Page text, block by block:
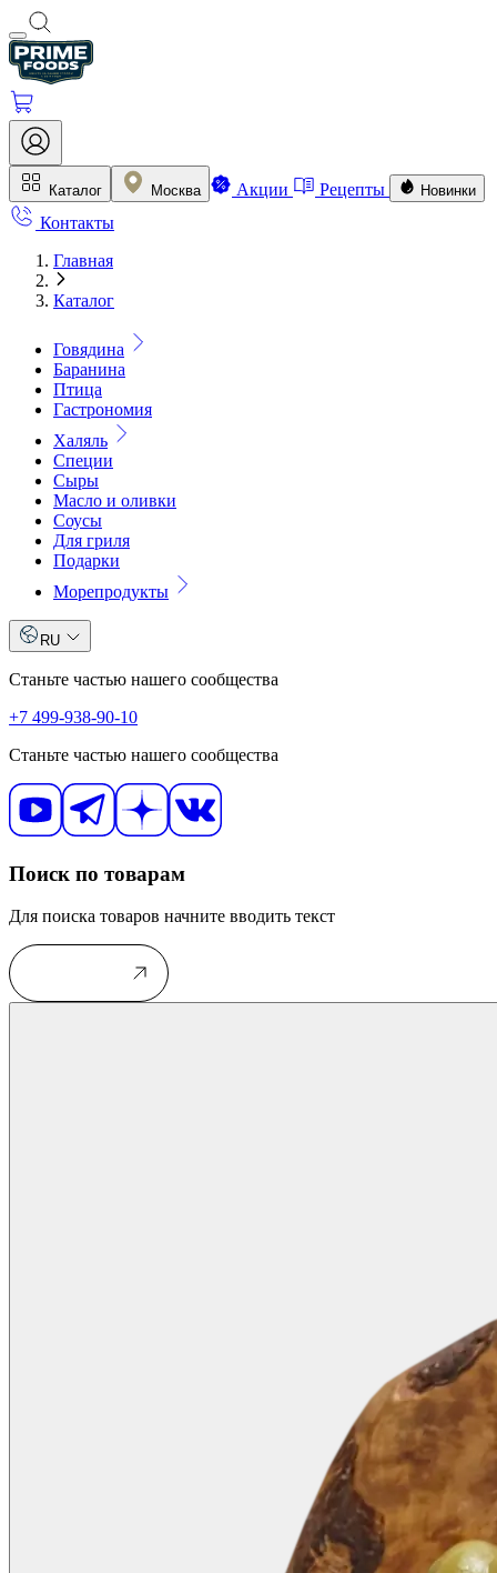
Каталог Москва Акции Рецепты Новинки
Контакты
Главная
Каталог
Говядина
Баранина
Птица
Гастрономия
Халяль
Специи
Сыры
Масло и оливки
Соусы
Для гриля
Подарки
Морепродукты
RU
Станьте частью нашего сообщества
+7 499-938-90-10
Станьте частью нашего сообщества
Поиск по товарам
Для поиска товаров начните вводить текст